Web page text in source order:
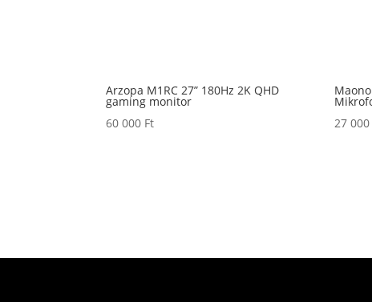
Arzopa M1RC 27” 180Hz 2K QHD
gaming monitor
60 000 Ft
27 000